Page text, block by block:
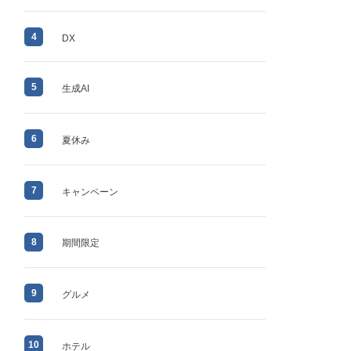
4 DX
5 生成AI
6 夏休み
7 キャンペーン
8 期間限定
9 グルメ
10 ホテル